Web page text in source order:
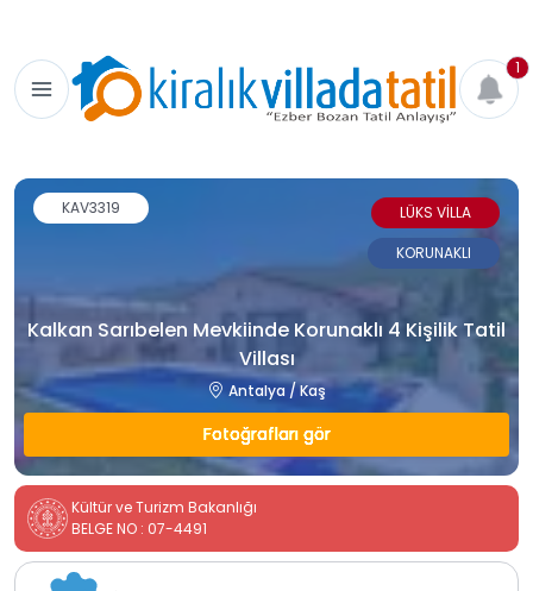
1
Kalkan Sarıbelen Mevkiinde Korunaklı 4 Kişilik Tatil
Villası
Antalya / Kaş
Fotoğrafları gör
KAV3319
LÜKS VİLLA
KORUNAKLI
Kültür ve Turizm Bakanlığı
BELGE NO : 07-4491